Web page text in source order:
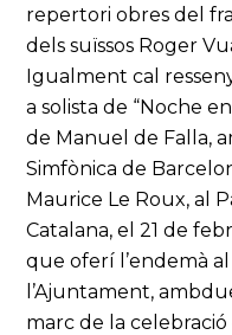
repertori obres del
dels suïssos Roger
Igualment cal
a solista de “Noche
de Manuel de Falla,
Simfònica de
Maurice Le Roux, al
Catalana, el 21 de
que oferí l’endemà
l’Ajuntament,
marc de la celebració